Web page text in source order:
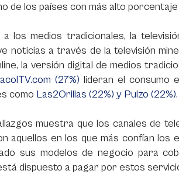
de los países con más alto
los medios tradicionales, la
noticias a través de la televisión
la versión digital de medios
(27%) lideran el consumo
como Las2Orillas (22%) y Pulzo (22%).
muestra que los canales de
aquellos en los que más confían
sus modelos de negocio para
dispuesto a pagar por estos